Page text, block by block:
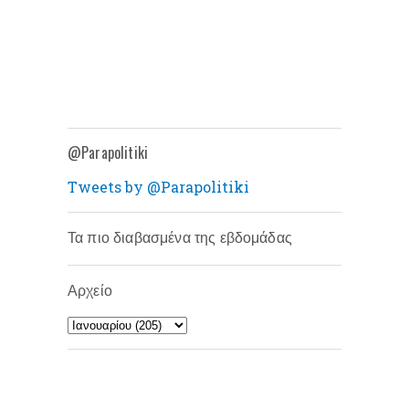
@Parapolitiki
Tweets by @Parapolitiki
Τα πιο διαβασμένα της εβδομάδας
Αρχείο